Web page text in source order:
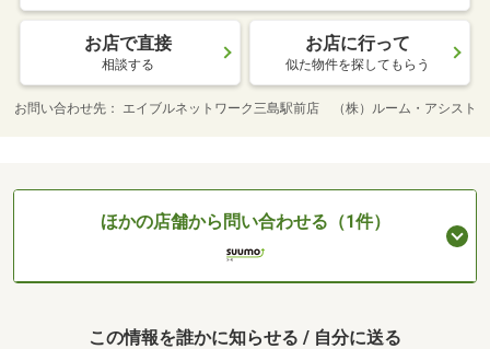
お店で直接
相談する
お店に行って
似た物件を探してもらう
お問い合わせ先 エイブルネットワーク三島駅前店 （株）ルーム・アシスト
ほかの店舗から問い合わせる（1件）
この情報を誰かに知らせる / 自分に送る